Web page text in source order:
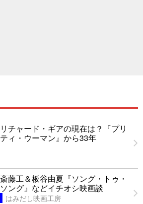
リチャード・ギアの現在は？『プリ
ティ・ウーマン』から33年
斎藤工＆板谷由夏『ソング・トゥ・
ソング』などイチオシ映画談
はみだし映画工房